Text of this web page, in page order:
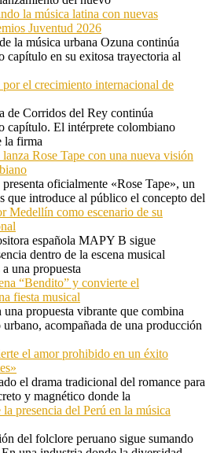
la música latina con nuevas
Juventud 2026
la música urbana Ozuna continúa
capítulo en su exitosa trayectoria al
el crecimiento internacional de
de Corridos del Rey continúa
capítulo. El intérprete colombiano
la firma
Rose Tape con una nueva visión
oficialmente «Rose Tape», un
que introduce al público el concepto del
Medellín como escenario de su
española MAPY B sigue
dentro de la escena musical
una propuesta
“Bendito” y convierte el
fiesta musical
una propuesta vibrante que combina
acompañada de una producción
el amor prohibido en un éxito
el drama tradicional del romance para
y magnético donde la
presencia del Perú en la música
del folclore peruano sigue sumando